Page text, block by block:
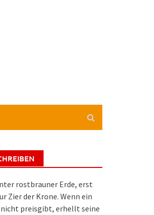
rostbrauner Erde, erst
Zier der Krone. Wenn ein
preisgibt, erhellt seine